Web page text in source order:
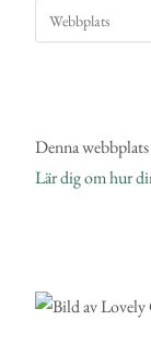
Denna
Lär dig om hur